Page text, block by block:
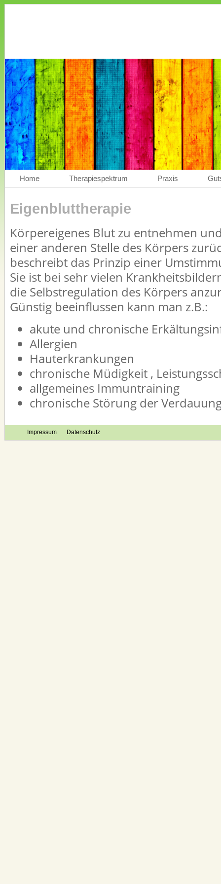
Home Therapiespektrum Praxis
Eigenbluttherapie
Körpereigenes Blut zu entnehmen
einer anderen Stelle des Körpers
beschreibt das Prinzip einer
Sie ist bei sehr vielen
die Selbstregulation des Körpers
Günstig beeinflussen kann man z.B.:
akute und chronische
Allergien
Hauterkrankungen
chronische Müdigkeit ,
allgemeines Immuntraining
chronische Störung der
Impressum Datenschutz